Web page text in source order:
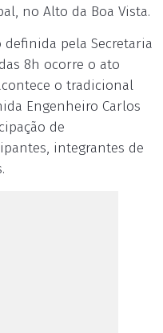
no Alto da Boa Vista.
definida pela Secretaria
8h ocorre o ato
o tradicional
Engenheiro Carlos
de
integrantes de